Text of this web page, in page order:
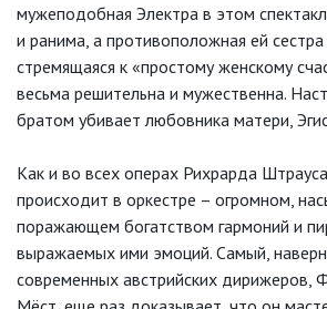
мужеподобная Электра в этом
и ранима, а противоположная ей
стремящаяся к «простому женскому
весьма решительна и мужественна.
братом убивает любовника матери,
Как и во всех операх Рихрарда
происходит в оркестре – огромном,
поражающем богатством гармоний и
выражаемых ими эмоций. Самый,
современных австрийских дирижеров,